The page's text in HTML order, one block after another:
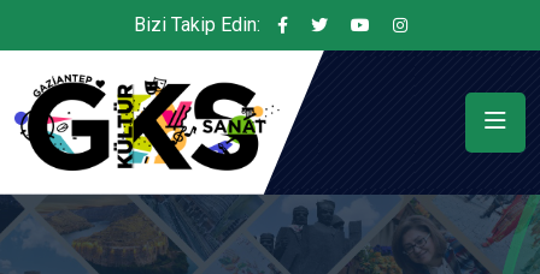
Bizi Takip Edin: